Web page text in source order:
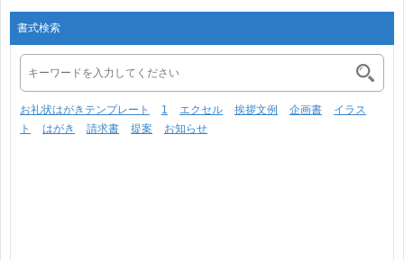
書式検索
お礼状はがきテンプレート 1 エクセル 挨拶文例 企画書
イラス
ト
はがき 請求書 提案 お知らせ